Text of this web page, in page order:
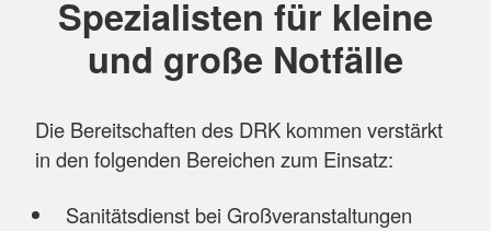
Spezialisten für kleine
und große Notfälle
Die Bereitschaften des DRK kommen verstärkt
in den folgenden Bereichen zum Einsatz:
Sanitätsdienst bei Großveranstaltungen